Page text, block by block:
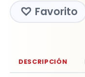
Favorito
DESCRIPCIÓN